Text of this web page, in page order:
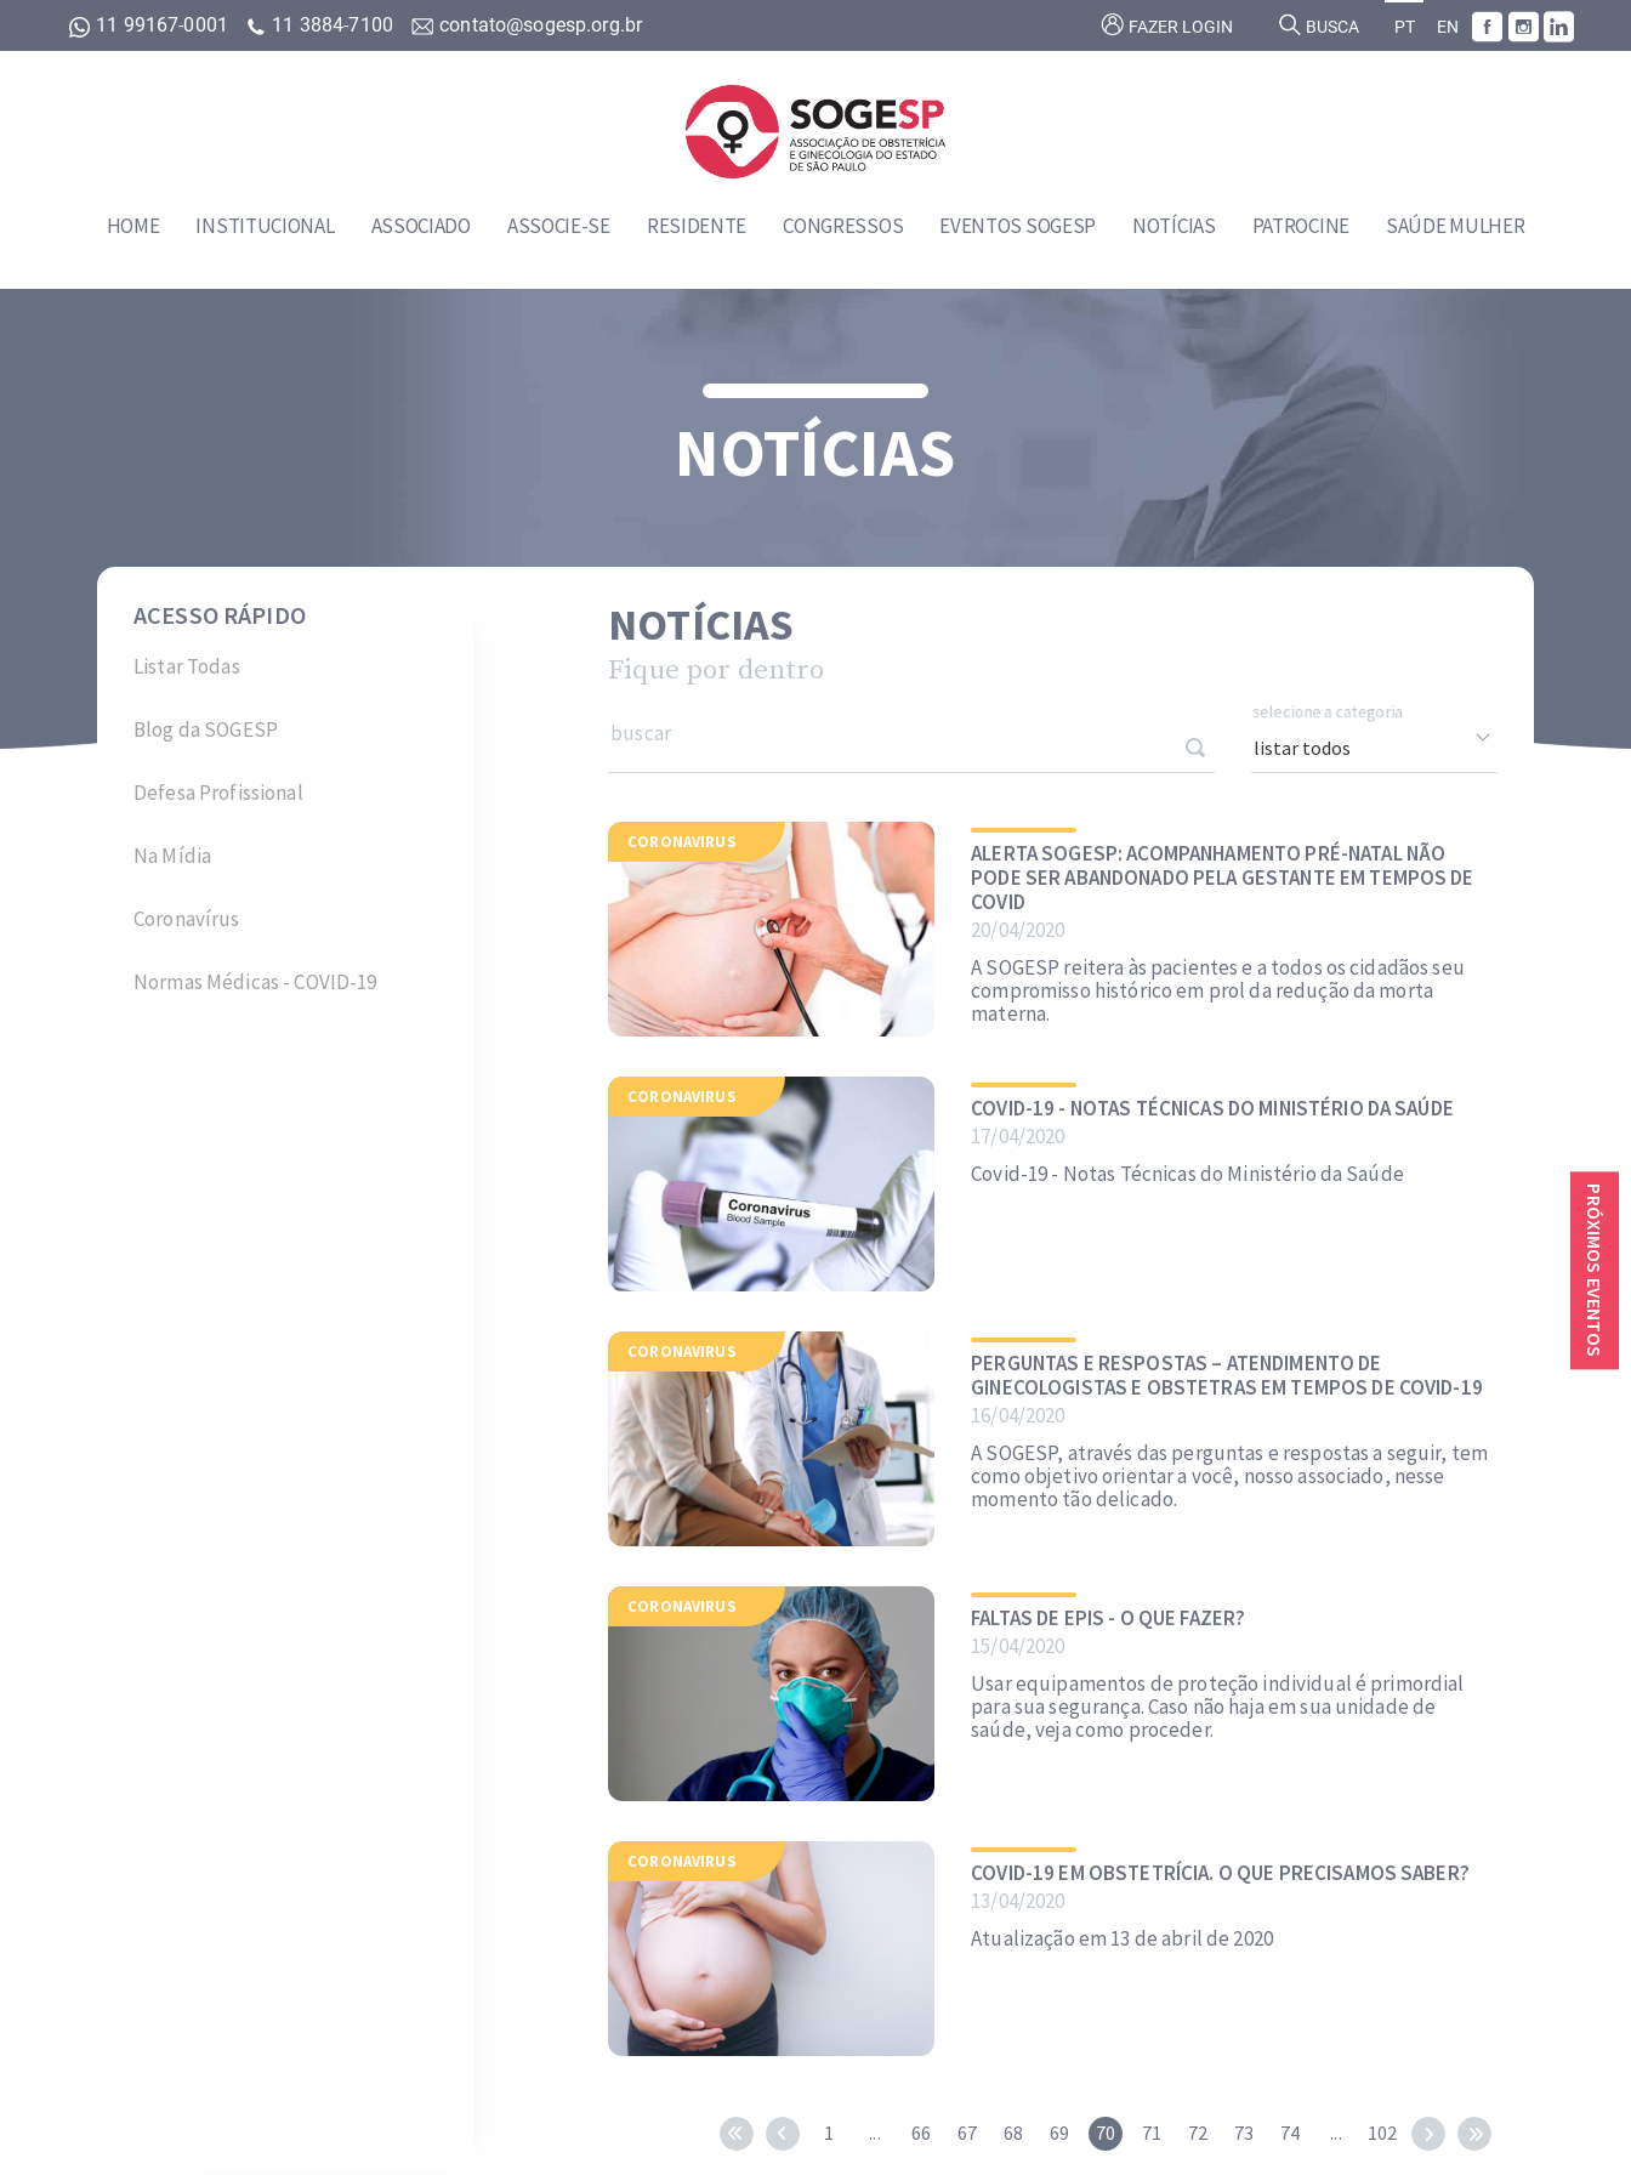
11 99167-0001 11 3884-7100 contato@sogesp.org.br FAZER LOGIN BUSCA PT EN
HOME INSTITUCIONAL ASSOCIADO ASSOCIE-SE RESIDENTE CONGRESSOS EVENTOS SOGESP NOTÍCIAS PATROCINE SAÚDE MULHER
NOTÍCIAS
ACESSO RÁPIDO
Listar Todas
Blog da SOGESP
Defesa Profissional
Na Mídia
Coronavírus
Normas Médicas - COVID-19
NOTÍCIAS
Fique por dentro
buscar
selecione a categoria
CORONAVIRUS
ALERTA SOGESP: ACOMPANHAMENTO PRÉ-NATAL NÃO
PODE SER ABANDONADO PELA GESTANTE EM TEMPOS DE
COVID
20/04/2020
A SOGESP reitera às pacientes e a todos os cidadãos seu
compromisso histórico em prol da redução da morta
materna.
CORONAVIRUS
COVID-19 - NOTAS TÉCNICAS DO MINISTÉRIO DA SAÚDE
17/04/2020
Covid-19 - Notas Técnicas do Ministério da Saúde
CORONAVIRUS
PERGUNTAS E RESPOSTAS – ATENDIMENTO DE
GINECOLOGISTAS E OBSTETRAS EM TEMPOS DE COVID-19
16/04/2020
A SOGESP, através das perguntas e respostas a seguir, tem
como objetivo orientar a você, nosso associado, nesse
momento tão delicado.
CORONAVIRUS
FALTAS DE EPIS - O QUE FAZER?
15/04/2020
Usar equipamentos de proteção individual é primordial
para sua segurança. Caso não haja em sua unidade de
saúde, veja como proceder.
CORONAVIRUS
COVID-19 EM OBSTETRÍCIA. O QUE PRECISAMOS SABER?
13/04/2020
Atualização em 13 de abril de 2020
1 ... 66 67 68 69 70 71 72 73 74 ... 102
PRÓXIMOS EVENTOS